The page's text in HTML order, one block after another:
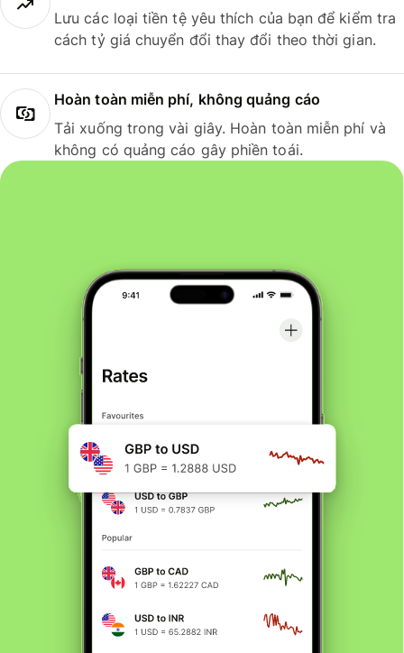
Lưu các loại tiền tệ yêu thích của bạn để kiểm tra
cách tỷ giá chuyển đổi thay đổi theo thời gian.
Hoàn toàn miễn phí, không quảng cáo
Tải xuống trong vài giây. Hoàn toàn miễn phí và
không có quảng cáo gây phiền toái.